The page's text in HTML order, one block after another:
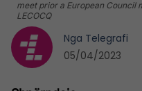
meet prior a European Council
LECOCQ
Nga Telegrafi
05/04/2023